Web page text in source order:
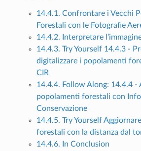
14.4.1. Confrontare i Vecchi
Forestali con le Fotografie
14.4.2. Interpretare
14.4.3. Try Yourself 14.4.3 -
digitalizzare i popolamenti
CIR
14.4.4. Follow Along: 14.4.4 -
popolamenti forestali con
Conservazione
14.4.5. Try Yourself
forestali con la distanza dal
14.4.6. In Conclusion